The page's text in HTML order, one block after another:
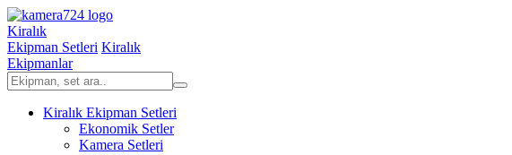
Kiralık
Ekipman Setleri Kiralık
Ekipmanlar
Kiralık Ekipman Setleri
Ekonomik Setler
Kamera Setleri